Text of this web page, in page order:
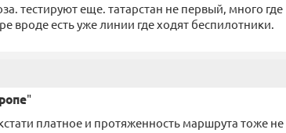
тестируют еще. татарстан не первый, много где
вроде есть уже линии где ходят беспилотники.
"
платное и протяженность маршрута тоже не